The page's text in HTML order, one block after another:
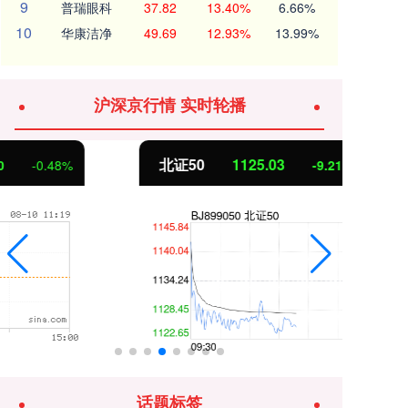
9 普瑞眼科 37.82 13.40% 6.66%
10 华康洁净 49.69 12.93% 13.99%
沪深京行情 实时轮播
北证50 1125.03 -9.21 -0.81%
话题标签